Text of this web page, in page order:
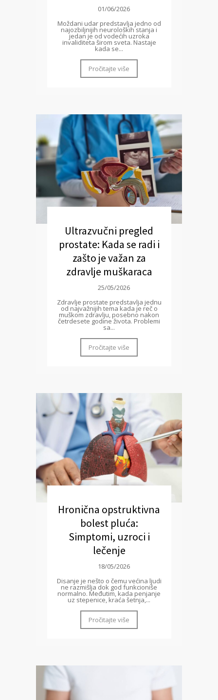
01/06/2026
Moždani udar predstavlja jedno od
najozbiljnijih neuroloških stanja i
jedan je od vodećih uzroka
invaliditeta širom sveta. Nastaje
kada se...
Pročitajte više
Ultrazvučni pregled
prostate: Kada se radi i
zašto je važan za
zdravlje muškaraca
25/05/2026
Zdravlje prostate predstavlja jednu
od najvažnijih tema kada je reč o
muškom zdravlju, posebno nakon
četrdesete godine života. Problemi
sa...
Pročitajte više
Hronična opstruktivna
bolest pluća:
Simptomi, uzroci i
lečenje
18/05/2026
Disanje je nešto o čemu većina ljudi
ne razmišlja dok god funkcioniše
normalno. Međutim, kada penjanje
uz stepenice, kraća šetnja,...
Pročitajte više